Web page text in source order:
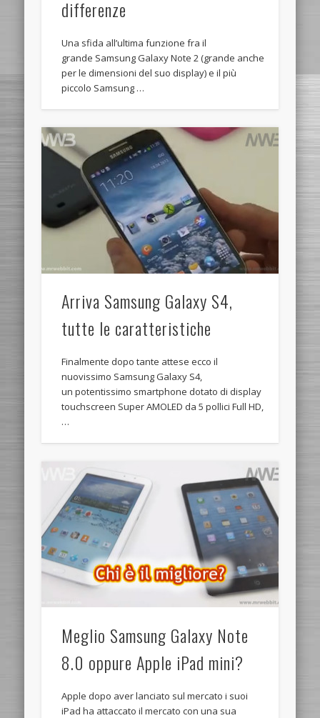
differenze
Una sfida all’ultima funzione fra il
grande Samsung Galaxy Note 2 (grande anche
per le dimensioni del suo display) e il più
piccolo Samsung …
Arriva Samsung Galaxy S4,
tutte le caratteristiche
Finalmente dopo tante attese ecco il
nuovissimo Samsung Galaxy S4,
un potentissimo smartphone dotato di display
touchscreen Super AMOLED da 5 pollici Full HD,
…
Meglio Samsung Galaxy Note
8.0 oppure Apple iPad mini?
Apple dopo aver lanciato sul mercato i suoi
iPad ha attaccato il mercato con una sua